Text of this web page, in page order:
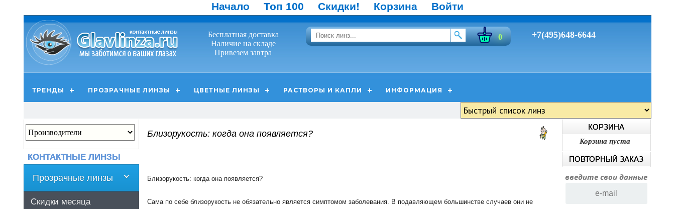
Начало Топ 100 Скидки! Корзина Войти
Бесплатная доставка
Наличие на складе
Привезем завтра
0 +7(495)648-6644
ТРЕНДЫ ПРОЗРАЧНЫЕ ЛИНЗЫ ЦВЕТНЫЕ ЛИНЗЫ РАСТВОРЫ И КАПЛИ ИНФОРМАЦИЯ
Близорукость: когда она появляется?
Близорукость: когда она появляется?
Сама по себе близорукость не обязательно является симптомом заболевания. В подавляющем большинстве случаев они не
КОНТАКТНЫЕ ЛИНЗЫ
Прозрачные линзы
Скидки месяца
КОРЗИНА
Корзина пуста
ПОВТОРНЫЙ ЗАКАЗ
введите свои данные